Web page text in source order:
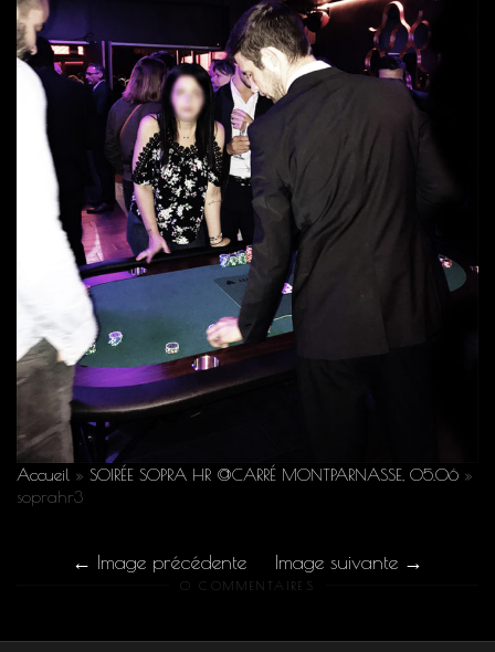
Accueil » SOIRÉE SOPRA HR @CARRÉ MONTPARNASSE, 05.06 »
soprahr3
Image précédente Image suivante
0 COMMENTAIRES